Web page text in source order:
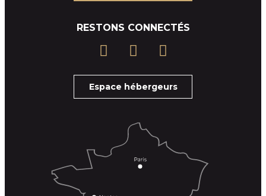
RESTONS CONNECTÉS
Espace hébergeurs